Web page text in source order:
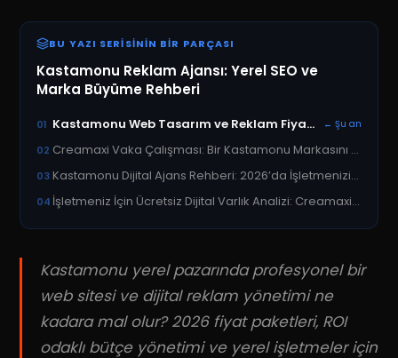
BU YAZI SERISININ BIR PARÇASI
Kastamonu Reklam Ajansı: Yerel SEO ve
Marka Büyüme Rehberi
01 Kastamonu Web Tasarım ve Reklam Fiyatları 2026: Ajans Maliyet Rehberi ← Şu an
02 Creamaxi Vaka Çalışması: Bir Kastamonu Markasını Google’da Nasıl 1. Sıraya Taşıdık?
03 Kastamonu Dijital Ajans Rehberi: 2026’da İşletmenizi Büyütecek Stratejiler
04 İşletmeniz İçin Ücretsiz Dijital Varlık Analizi: Creamaxi ile Kastamonu’da Zirveye Çıkın
Kastamonu yerel pazarında profesyonel bir
web sitesi ve dijital reklam yönetimi ne
kadara mal olur? 2026 fiyat paketleri, ROI
odaklı bütçe yönetimi ve yerel işletmeler için